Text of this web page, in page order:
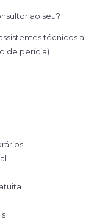
ao seu?
técnicos a
de perícia)